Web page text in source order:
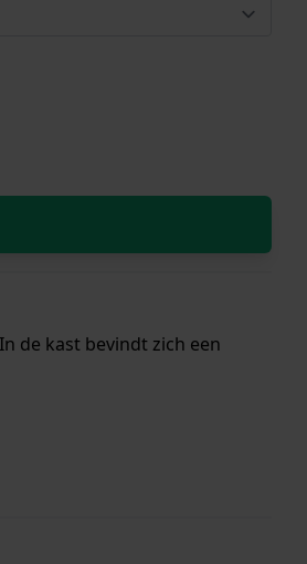
de kast bevindt zich een